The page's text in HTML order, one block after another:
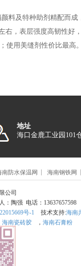
及特种助剂精配而成
右，表层强度高韧性好
使用美缝剂性价比最高。
地址
海口金鹿工业园101
南防水保温网 海南钢铁网
公司
：陶强 电话：13637657598
号-1 技术支持:海南
海南瓷砖胶 ， 海南石膏粉